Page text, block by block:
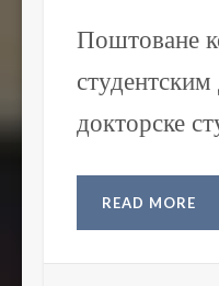
Поштоване
докторске
READ MORE